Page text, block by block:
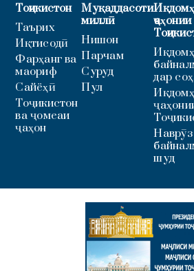
Тоҷикистон
Таърих
Иқтисодӣ
Фарҳанг ва
маориф
Сайёҳӣ
Тоҷикистон
ва ҷомеаи
ҷаҳон
Муқаддасоти
миллӣ
Нишон
Парчам
Суруд
Пул
ҷаҳонии
дар
Наврӯз
шуд